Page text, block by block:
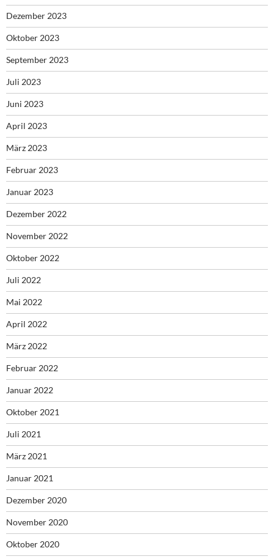
Dezember 2023
Oktober 2023
September 2023
Juli 2023
Juni 2023
April 2023
März 2023
Februar 2023
Januar 2023
Dezember 2022
November 2022
Oktober 2022
Juli 2022
Mai 2022
April 2022
März 2022
Februar 2022
Januar 2022
Oktober 2021
Juli 2021
März 2021
Januar 2021
Dezember 2020
November 2020
Oktober 2020